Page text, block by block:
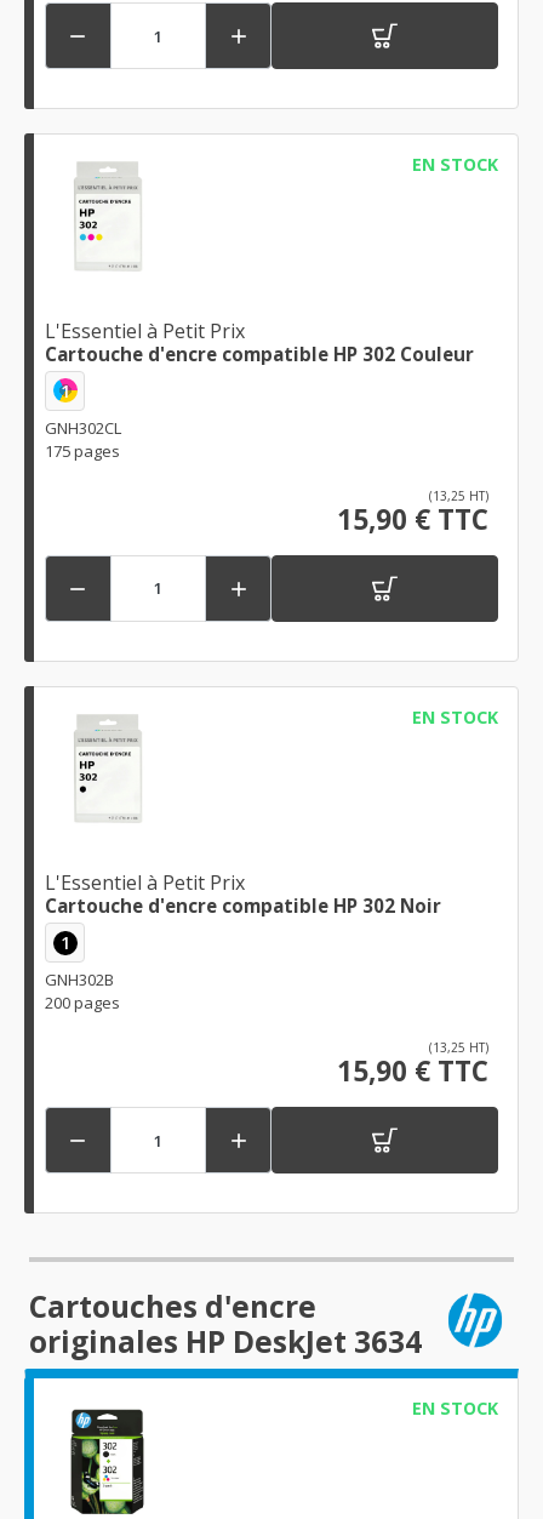
 
EN STOCK
L'Essentiel à Petit Prix
Cartouche d'encre compatible HP 302 Couleur
1
GNH302CL
175 pages
(13,25 HT)
15,90 € TTC
 
EN STOCK
L'Essentiel à Petit Prix
Cartouche d'encre compatible HP 302 Noir
1
GNH302B
200 pages
(13,25 HT)
15,90 € TTC
 
Cartouches d'encre
originales HP DeskJet 3634
EN STOCK